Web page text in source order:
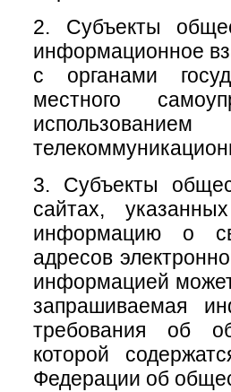
2. Субъекты
информационное
с органами
местного
3. Субъекты
сайтах,
информацию о
адресов
информацией
запрашиваемая
требования об
которой
Федерации об